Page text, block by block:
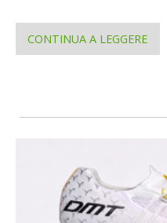
CONTINUA A LEGGERE